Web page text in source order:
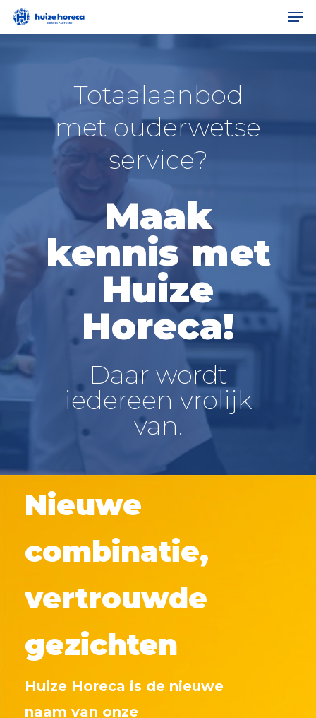
Skip
to
Totaalaanbod
met ouderwetse
service?
Maak
kennis met
Huize
Horeca!
Daar wordt
iedereen vrolijk
van.
Nieuwe
combinatie,
vertrouwde
gezichten
Huize Horeca is de nieuwe
naam van onze